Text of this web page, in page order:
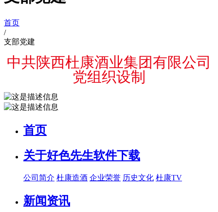
首页
/
支部党建
中共陕西杜康酒业集团有限公司
党组织设制
首页
关于好色先生软件下载
公司简介 杜康造酒 企业荣誉 历史文化 杜康TV
新闻资讯